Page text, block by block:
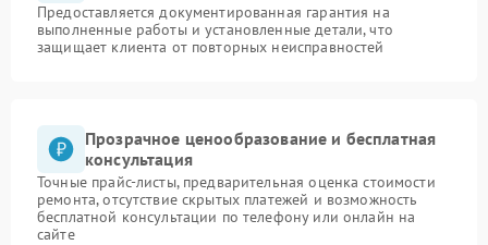
Предоставляется документированная гарантия на
выполненные работы и установленные детали, что
защищает клиента от повторных неисправностей
Прозрачное ценообразование и бесплатная
консультация
Точные прайс-листы, предварительная оценка стоимости
ремонта, отсутствие скрытых платежей и возможность
бесплатной консультации по телефону или онлайн на
сайте